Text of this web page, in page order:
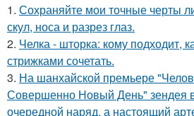
1. Сохраняйте мои точные черты
скул, носа и разрез глаз.
2. Челка - шторка: кому подходит,
стрижками сочетать.
3. На шанхайской премьере
Совершенно Новый День" зендея
очередной наряд, а настоящий